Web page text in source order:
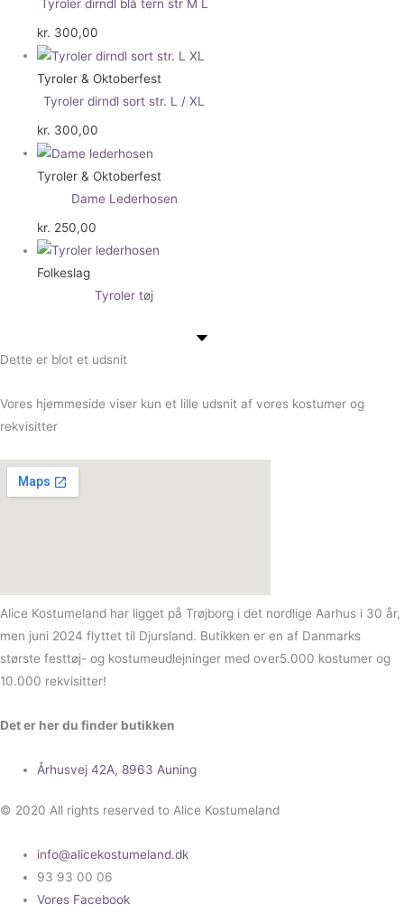
Tyroler dirndl blå tern str M L
kr. 300,00
Tyroler & Oktoberfest
Tyroler dirndl sort str. L / XL
kr. 300,00
Tyroler & Oktoberfest
Dame Lederhosen
kr. 250,00
Folkeslag
Tyroler tøj
Dette er blot et udsnit
Vores hjemmeside viser kun et lille udsnit af vores kostumer og
rekvisitter
Alice Kostumeland har ligget på Trøjborg i det nordlige Aarhus i 30 år,
men juni 2024 flyttet til Djursland. Butikken er en af Danmarks
største festtøj- og kostumeudlejninger med over5.000 kostumer og
10.000 rekvisitter!
Det er her du finder butikken
Århusvej 42A, 8963 Auning
© 2020 All rights reserved to Alice Kostumeland
info@alicekostumeland.dk
93 93 00 06
Vores Facebook